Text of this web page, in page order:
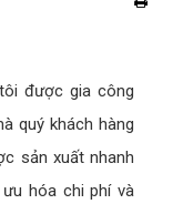
được gia công
quý khách hàng
sản xuất nhanh
hóa chi phí và